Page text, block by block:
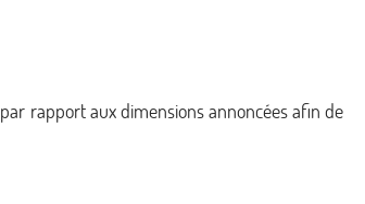
par rapport aux dimensions annoncées afin de